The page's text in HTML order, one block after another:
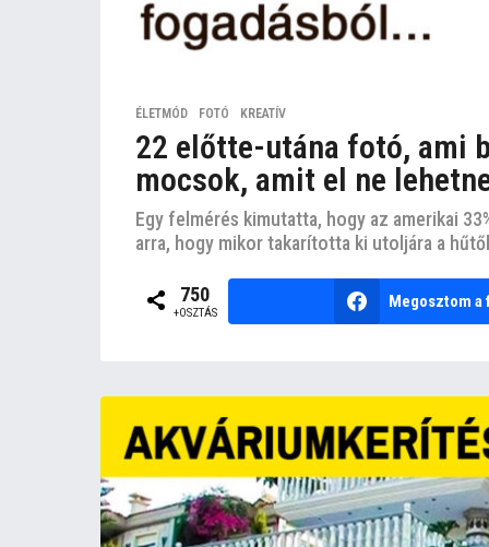
ÉLETMÓD ,FOTÓ ,KREATÍV
22 előtte-utána fotó, ami
mocsok, amit el ne
Egy felmérés kimutatta, hogy az amerikai
arra, hogy mikor takarította ki utoljára a
750
+OSZTÁS
Megosztom a